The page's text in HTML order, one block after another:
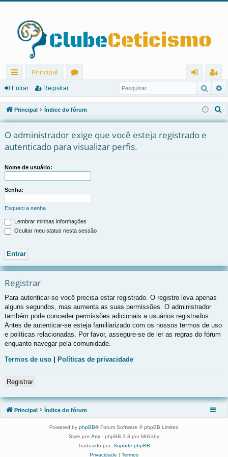
in
ks
rá
pi
d
os
Principal
u
ns
ra
r
eg
ist
ra
Entrar Registrar
Principal Índice do fórum
e
O administrador exige que você esteja registrado e
autenticado para visualizar perfis.
Nome de usuário:
Senha:
Esqueci a senha
Lembrar minhas informações
Ocultar meu status nesta sessão
Registrar
Para autenticar-se você precisa estar registrado. O registro leva apenas
alguns segundos, mas aumenta as suas permissões. O administrador
também pode conceder permissões adicionais a usuários registrados.
Antes de autenticar-se esteja familiarizado com os nossos termos de uso
e políticas relacionadas. Por favor, assegure-se de ler as regras do fórum
enquanto navegar pela comunidade.
Termos de uso Políticas de privacidade
Registrar
Principal Índice do fórum
Powered by phpBB® Forum Software © phpBB Limited
Style por Arty - phpBB 3.3 por MrGaby
Traduzido por: Suporte phpBB
Privacidade | Termos